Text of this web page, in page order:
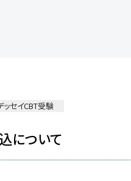
ッセイCBT受験
について